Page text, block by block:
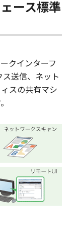
ース標準
クインターフ
送信、ネット
スの共有マシ